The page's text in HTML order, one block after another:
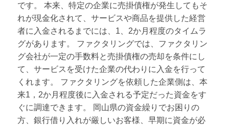
です。 本来、特定の企業に売掛債権が発生してもそ
れが現金化されて、サービスや商品を提供した経営
者に入金されるまでには、1、2か月程度のタイムラ
グがあります。 ファクタリングでは、ファクタリン
グ会社が一定の手数料と売掛債権の売却を条件にし
て、サービスを受けた企業の代わりに入金を行って
くれます。 ファクタリングを依頼した企業側は、本
来1，2か月程度後に入金される予定だった資金をす
ぐに調達できます。 岡山県の資金繰りでお困りの
方、銀行借り入れが厳しいお客様、早期に資金が必